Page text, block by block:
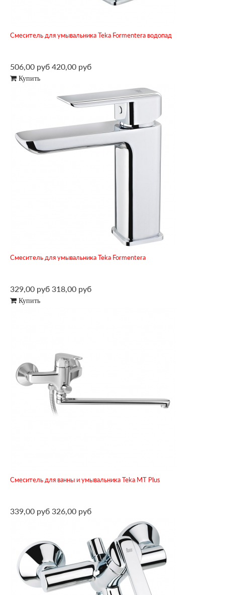
Смеситель для умывальника Teka Formentera водопад
506,00 руб 420,00 руб
Купить
Смеситель для умывальника Teka Formentera
329,00 руб 318,00 руб
Купить
Смеситель для ванны и умывальника Teka MT Plus
339,00 руб 326,00 руб